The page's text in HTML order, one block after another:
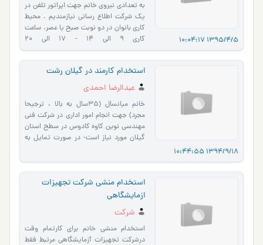
1395/4/5 10:04:17
به تعدادي نيروي خانم جهت اپراتور تلفن در
يک شرکت اطلاع رساني نيازمنديم . محيط
کاري بانوان در دو نوبت صبح يا عصر. ساعت
کاری 9 الی 14 - 17 الی 20
09337555049 05136076500 مراجعه
حضوری و ت…
1394/9/18 10:44:55
استخدام کارمند در گیلان رشت
عبدالرضا احمدی
خانم میانسال (35سال به بالا ، ترجیحا
مجرد) جهت انجام امور اداری در شرکت فنی
مهندسی نوین کاوه کادوس در سطح استان
گیلان مورد نیاز است- در صورت تمایل به
استخدام منشی شرکت تجهیزات
ازمایشگاهی
شرکت
استخدام منشی خانم برای کارتمام وقت
درشرکت تجهیزات آزمایشگاهی مرتبط فقط